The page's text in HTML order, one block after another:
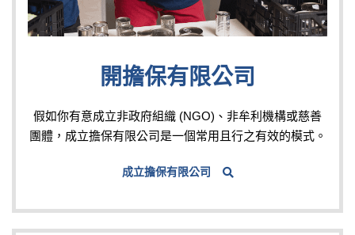
開擔保有限公司
假如你有意成立非政府組織 (NGO)、非牟利機構或慈善
團體，成立擔保有限公司是一個常用且行之有效的模式。
成立擔保有限公司